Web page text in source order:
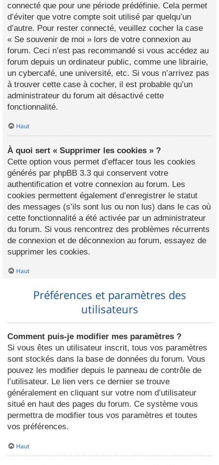
connecté que pour une période prédéfinie. Cela permet
d’éviter que votre compte soit utilisé par quelqu’un
d’autre. Pour rester connecté, veuillez cocher la case
« Se souvenir de moi » lors de votre connexion au
forum. Ceci n’est pas recommandé si vous accédez au
forum depuis un ordinateur public, comme une librairie,
un cybercafé, une université, etc. Si vous n’arrivez pas
à trouver cette case à cocher, il est probable qu’un
administrateur du forum ait désactivé cette
fonctionnalité.
Haut
À quoi sert « Supprimer les cookies » ?
Cette option vous permet d’effacer tous les cookies
générés par phpBB 3.3 qui conservent votre
authentification et votre connexion au forum. Les
cookies permettent également d’enregistrer le statut
des messages (s’ils sont lus ou non lus) dans le cas où
cette fonctionnalité a été activée par un administrateur
du forum. Si vous rencontrez des problèmes récurrents
de connexion et de déconnexion au forum, essayez de
supprimer les cookies.
Haut
Préférences et paramètres des
utilisateurs
Comment puis-je modifier mes paramètres ?
Si vous êtes un utilisateur inscrit, tous vos paramètres
sont stockés dans la base de données du forum. Vous
pouvez les modifier depuis le panneau de contrôle de
l’utilisateur. Le lien vers ce dernier se trouve
généralement en cliquant sur votre nom d’utilisateur
situé en haut des pages du forum. Ce système vous
permettra de modifier tous vos paramètres et toutes
vos préférences.
Haut